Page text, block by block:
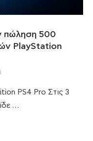
πώληση 500
PlayStation
PS4 Pro Στις 3
…